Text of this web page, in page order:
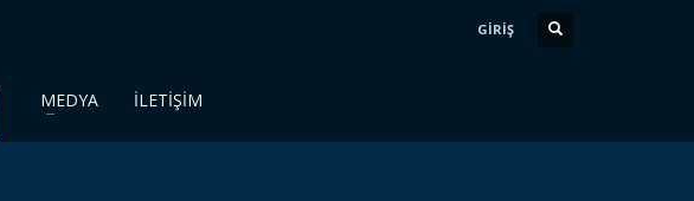
GİRİŞ
MEDYA İLETİŞİM